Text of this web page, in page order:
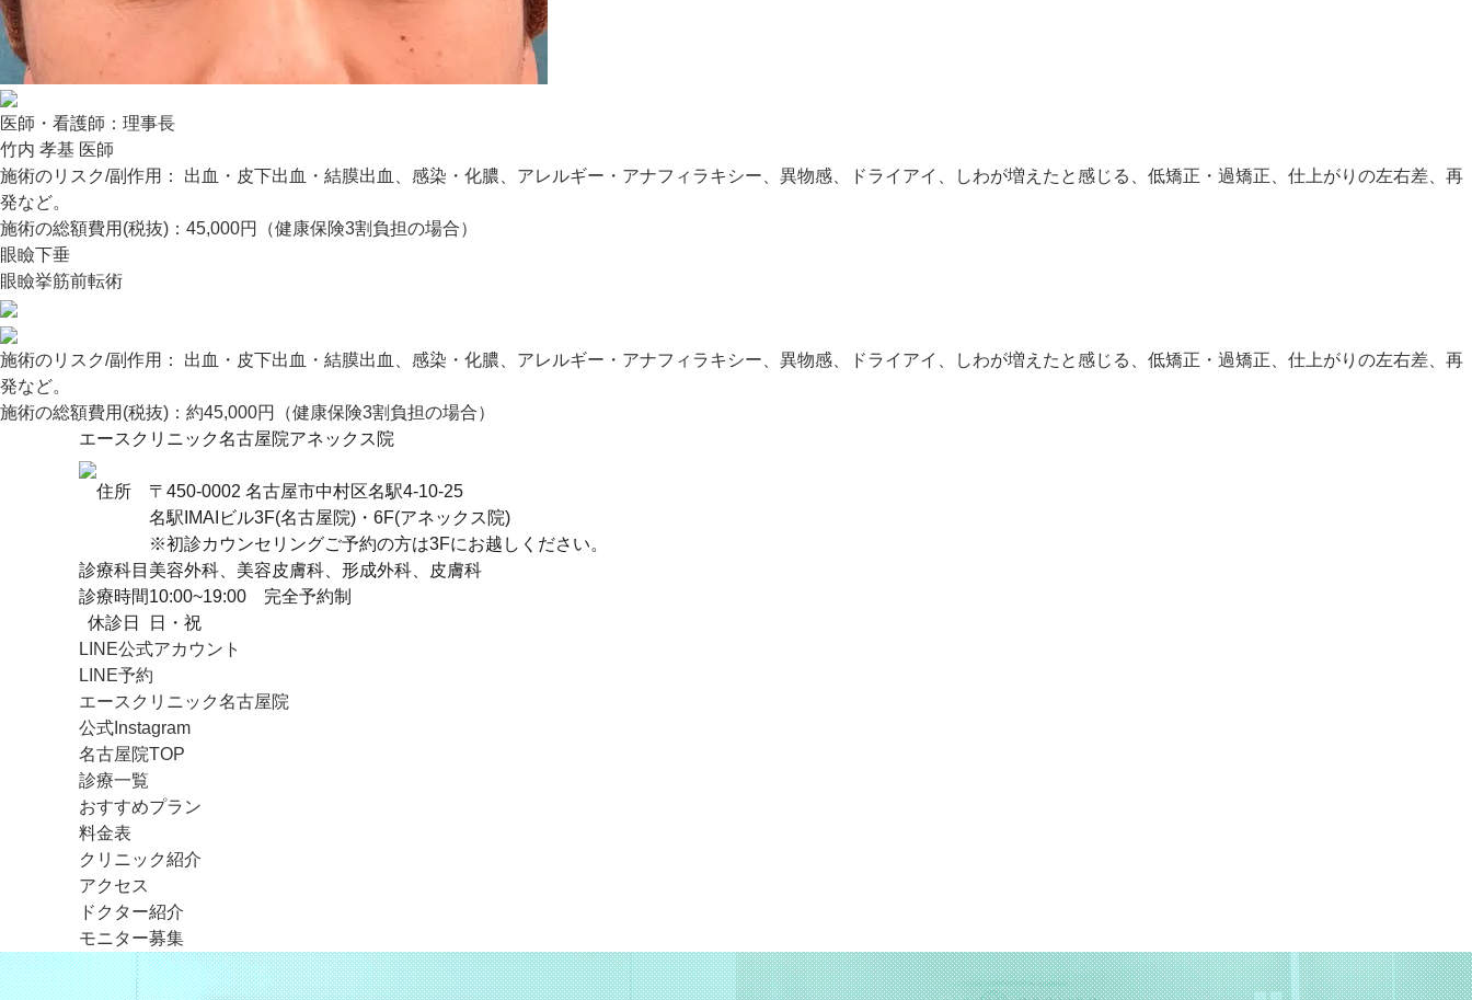
医師・看護師： 理事長
竹内 孝基 医師
施術のリスク/副作用：
出血・皮下出血・結膜出血、感染・化膿、アレルギー・アナフィラキシー、異物感、ドライアイ、しわが増えたと感じる、低矯正・過矯正、仕上がりの左右差、再
発など。
施術の総額費用(税抜)： 45,000円（健康保険3割負担の場合）
眼瞼下垂
眼瞼挙筋前転術
施術のリスク/副作用：
出血・皮下出血・結膜出血、感染・化膿、アレルギー・アナフィラキシー、異物感、ドライアイ、しわが増えたと感じる、低矯正・過矯正、仕上がりの左右差、再
発など。
施術の総額費用(税抜)： 約45,000円（健康保険3割負担の場合）
エースクリニック名古屋院アネックス院
住所
〒450-0002 名古屋市中村区名駅4-10-25
名駅IMAIビル3F(名古屋院)・6F(アネックス院)
※初診カウンセリングご予約の方は3Fにお越しください。
診療科目 美容外科、美容皮膚科、形成外科、皮膚科
診療時間10:00~19:00 完全予約制
休診日
日・祝
LINE公式アカウント
LINE予約
エースクリニック名古屋院
公式Instagram
名古屋院TOP
診療一覧
おすすめプラン
料金表
クリニック紹介
アクセス
ドクター紹介
モニター募集